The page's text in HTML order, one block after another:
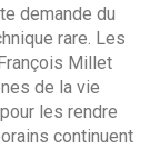
demande du
rare. Les
Millet
de la vie
les rendre
continuent